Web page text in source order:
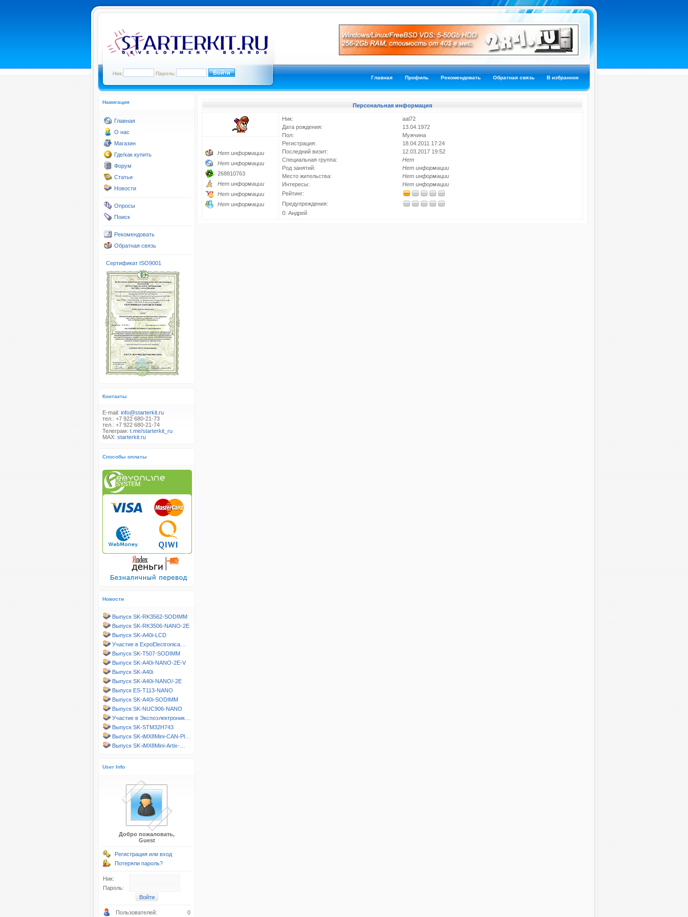
Ник: Пароль:
Главная Профиль Рекомендовать Обратная связь В избранное
Навигация
Главная
О нас
Магазин
Где/как купить
Форум
Статьи
Новости
Опросы
Поиск
Рекомендовать
Обратная связь
Сертификат ISO9001
Контакты
E-mail: info@starterkit.ru
тел.: +7 922 680-21-73
тел.: +7 922 680-21-74
Телеграм: t.me/starterkit_ru
MAX: starterkit.ru
Способы оплаты
Новости
Выпуск SK-RK3562-SODIMM
Выпуск SK-RK3506-NANO-2E
Выпуск SK-A40i-LCD
Участие в ExpoElectronica…
Выпуск SK-T507-SODIMM
Выпуск SK-A40i-NANO-2E-V
Выпуск SK-A40i
Выпуск SK-A40i-NANO/-2E
Выпуск ES-T113-NANO
Выпуск SK-A40i-SODIMM
Выпуск SK-NUC906-NANO
Участие в Экспоэлектроник…
Выпуск SK-STM32H743
Выпуск SK-iMX8Mini-CAN-Pl…
Выпуск SK-iMX8Mini-Artix-…
User Info
Добро пожаловать,
Guest
Регистрация или вход
Потеряли пароль?
Ник:
Пароль:
Пользователей: 0
Персональная информация
Ник:
aal72
Дата рождения:
13.04.1972
Пол:
Мужчина
Регистрация:
18.04.2011 17:24
Последний визит:
12.03.2017 19:52
Специальная группа:
Нет
Род занятий:
Нет информации
Место жительства:
Нет информации
Интересы:
Нет информации
Рейтинг:
Предупреждения:
0: Андрей
Нет информации
Нет информации
268810763
Нет информации
Нет информации
Нет информации